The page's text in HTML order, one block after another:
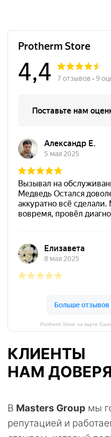
Protherm Store на карте
КЛИЕНТЫ
НАМ
В Masters Group мы
репутацией и